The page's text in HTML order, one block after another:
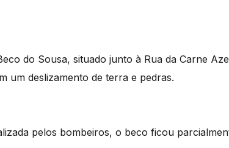
do Sousa, situado junto à Rua da Carne
um deslizamento de terra e pedras.
pelos bombeiros, o beco ficou